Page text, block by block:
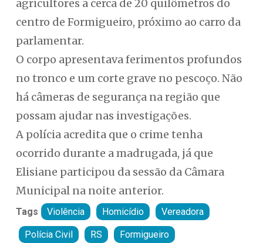
agricultores a cerca de 20 quilômetros do
centro de Formigueiro, próximo ao carro da
parlamentar.
O corpo apresentava ferimentos profundos
no tronco e um corte grave no pescoço. Não
há câmeras de segurança na região que
possam ajudar nas investigações.
A polícia acredita que o crime tenha
ocorrido durante a madrugada, já que
Elisiane participou da sessão da Câmara
Municipal na noite anterior.
Tags Violência Homicídio Vereadora
Polícia Civil RS Formigueiro